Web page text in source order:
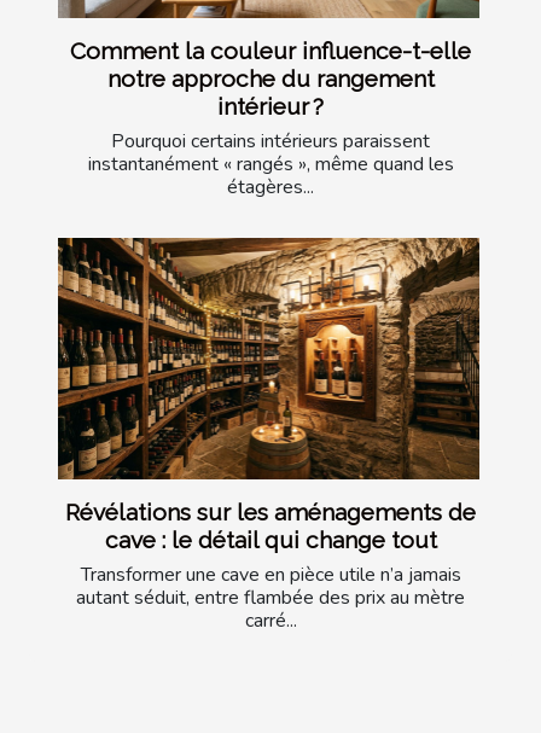
Comment la couleur influence-t-elle
notre approche du rangement
intérieur ?
Pourquoi certains intérieurs paraissent
instantanément « rangés », même quand les
étagères...
Révélations sur les aménagements de
cave : le détail qui change tout
Transformer une cave en pièce utile n’a jamais
autant séduit, entre flambée des prix au mètre
carré...